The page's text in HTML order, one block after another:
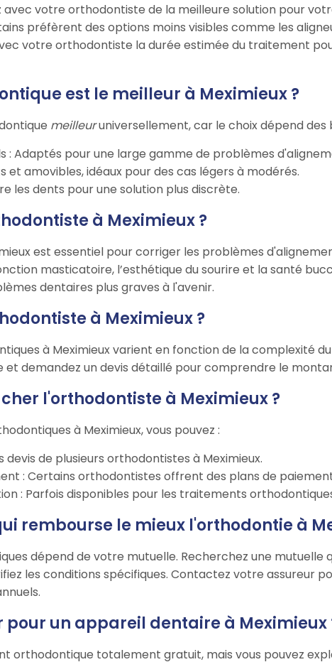
avec votre orthodontiste de la meilleure solution pour
préfèrent des options moins visibles comme les
votre orthodontiste la durée estimée du traitement
est le meilleur à Meximieux ?
meilleuruniversellement, car le choix dépend des
: Adaptés pour une large gamme de problèmes
et amovibles, idéaux pour des cas légers à modérés.
les dents pour une solution plus discrète.
à Meximieux ?
est essentiel pour corriger les problèmes
masticatoire, l’esthétique du sourire et la santé
dentaires plus graves à l'avenir.
à Meximieux ?
à Meximieux varient en fonction de la complexité
et demandez un devis détaillé pour comprendre le
l'orthodontiste à Meximieux ?
à Meximieux, vous pouvez :
de plusieurs orthodontistes à Meximieux.
: Certains orthodontistes offrent des plans de
: Parfois disponibles pour les traitements
rembourse le mieux l'orthodontie à
dépend de votre mutuelle. Recherchez une
les conditions spécifiques. Contactez votre assureur
un appareil dentaire à Meximieux
orthodontique totalement gratuit, mais vous pouvez